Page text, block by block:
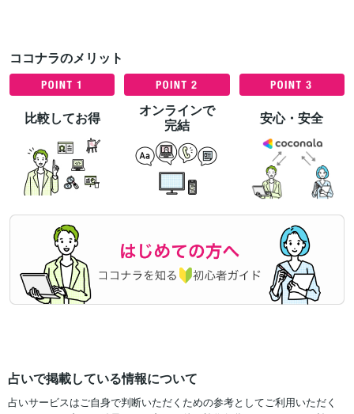
ココナラのメリット
比較してお得
オンラインで
完結
安心・安全
占いで掲載している情報について
占いサービスはご自身で判断いただくための参考としてご利用いただく